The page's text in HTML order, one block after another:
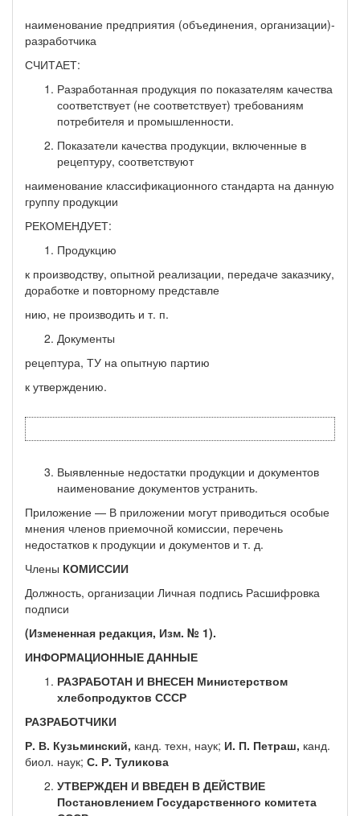
наименование предприятия (объединения, организации)-
разработчика
СЧИТАЕТ:
Разработанная продукция по показателям качества
соответствует (не соответствует) требованиям
потребителя и промышленности.
Показатели качества продукции, включенные в
рецептуру, соответствуют
наименование классификационного стандарта на данную
группу продукции
РЕКОМЕНДУЕТ:
Продукцию
к производству, опытной реализации, передаче заказчику,
доработке и повторному представле­
нию, не производить и т. п.
Документы
рецептура, ТУ на опытную партию
к утверждению.
Выявленные недостатки продукции и документов
наименование документов устранить.
Приложение — В приложении могут приводиться особые
мнения членов приемочной комиссии, перечень
недостатков к продукции и документов и т. д.
Члены КОМИССИИ
Должность, организации Личная подпись Расшифровка
подписи
(Измененная редакция, Изм. № 1).
ИНФОРМАЦИОННЫЕ ДАННЫЕ
РАЗРАБОТАН И ВНЕСЕН Министерством
хлебопродуктов СССР
РАЗРАБОТЧИКИ
Р. В. Кузьминский, канд. техн, наук; И. П. Петраш, канд.
биол. наук; С. Р. Туликова
УТВЕРЖДЕН И ВВЕДЕН В ДЕЙСТВИЕ
Постановлением Государственного комитета